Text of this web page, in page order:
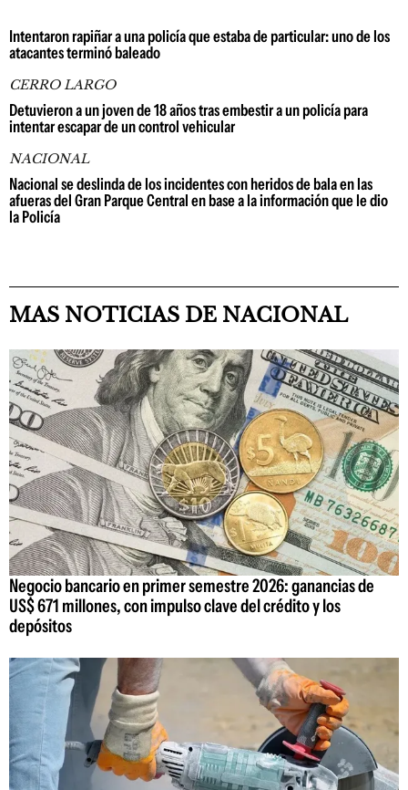
Intentaron rapiñar a una policía que estaba de particular: uno de los
atacantes terminó baleado
CERRO LARGO
Detuvieron a un joven de 18 años tras embestir a un policía para
intentar escapar de un control vehicular
NACIONAL
Nacional se deslinda de los incidentes con heridos de bala en las
afueras del Gran Parque Central en base a la información que le dio
la Policía
MAS NOTICIAS DE NACIONAL
Negocio bancario en primer semestre 2026: ganancias de
US$ 671 millones, con impulso clave del crédito y los
depósitos